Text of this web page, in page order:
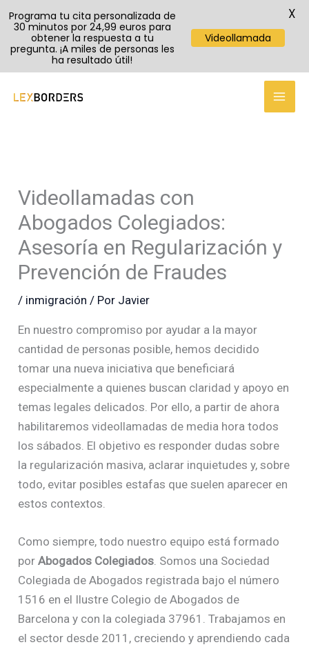
Videollamadas con
Abogados Colegiados:
Asesoría en Regularización y
Prevención de Fraudes
/ inmigración / Por Javier
En nuestro compromiso por ayudar a la mayor
cantidad de personas posible, hemos decidido
tomar una nueva iniciativa que beneficiará
especialmente a quienes buscan claridad y apoyo en
temas legales delicados. Por ello, a partir de ahora
habilitaremos videollamadas de media hora todos
los sábados. El objetivo es responder dudas sobre
la regularización masiva, aclarar inquietudes y, sobre
todo, evitar posibles estafas que suelen aparecer en
estos contextos.
Como siempre, todo nuestro equipo está formado
porAbogados Colegiados . Somos una Sociedad
Colegiada de Abogados registrada bajo el número
1516 en el Ilustre Colegio de Abogados de
Barcelona y con la colegiada 37961. Trabajamos en
el sector desde 2011, creciendo y aprendiendo cada
TikTok
Instagram
YouTube
Programa tu cita personalizada de
30 minutos por 24,99 euros para
obtener la respuesta a tu
pregunta. ¡A miles de personas les
ha resultado útil!
Videollamada
X